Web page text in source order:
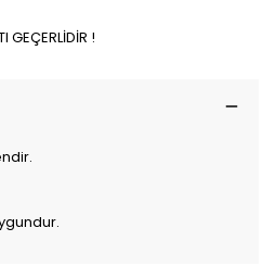
GEÇERLİDİR !